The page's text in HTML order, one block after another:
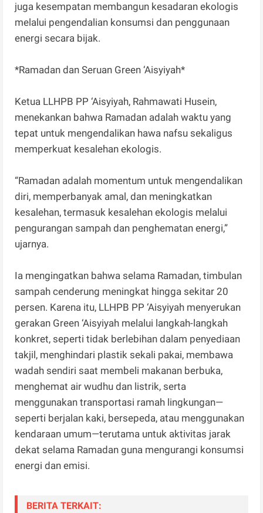
juga kesempatan membangun kesadaran ekologis
melalui pengendalian konsumsi dan penggunaan
energi secara bijak.
*Ramadan dan Seruan Green ‘Aisyiyah*
Ketua LLHPB PP ‘Aisyiyah, Rahmawati Husein,
menekankan bahwa Ramadan adalah waktu yang
tepat untuk mengendalikan hawa nafsu sekaligus
memperkuat kesalehan ekologis.
“Ramadan adalah momentum untuk mengendalikan
diri, memperbanyak amal, dan meningkatkan
kesalehan, termasuk kesalehan ekologis melalui
pengurangan sampah dan penghematan energi,”
ujarnya.
Ia mengingatkan bahwa selama Ramadan, timbulan
sampah cenderung meningkat hingga sekitar 20
persen. Karena itu, LLHPB PP ‘Aisyiyah menyerukan
gerakan Green ‘Aisyiyah melalui langkah-langkah
konkret, seperti tidak berlebihan dalam penyediaan
takjil, menghindari plastik sekali pakai, membawa
wadah sendiri saat membeli makanan berbuka,
menghemat air wudhu dan listrik, serta
menggunakan transportasi ramah lingkungan—
seperti berjalan kaki, bersepeda, atau menggunakan
kendaraan umum—terutama untuk aktivitas jarak
dekat selama Ramadan guna mengurangi konsumsi
energi dan emisi.
BERITA TERKAIT: